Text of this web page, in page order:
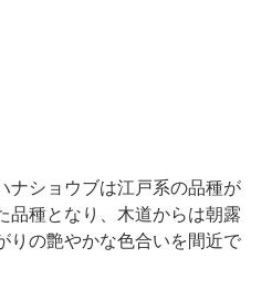
ナショウブは江戸系の品種が
品種となり、木道からは朝露
りの艶やかな色合いを間近で